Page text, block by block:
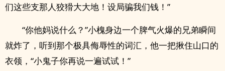
们这些支那人狡猾大大地！设局骗我们钱！”
“你他妈说什么？”小槐身边一个脾气火爆的兄弟瞬间
就炸了，听到那个极具侮辱性的词汇，他一把揪住山口的
衣领，“小鬼子你再说一遍试试！”